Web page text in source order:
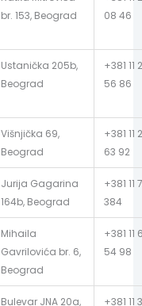
br. 153, Beograd
08 46
Ustanička 205b,
Beograd
+381 11
56 86
Višnjička 69,
Beograd
+381 11
63 92
Jurija Gagarina
164b, Beograd
+381 11
384
Mihaila
Gavrilovića br. 6,
Beograd
+381 11
54 98
Bulevar JNA 20a,
+381 11